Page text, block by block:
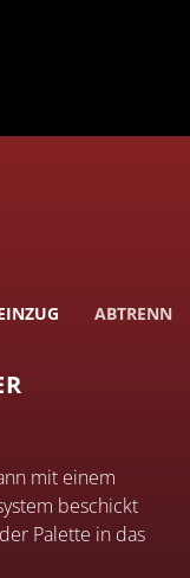
mit einem
beschickt
Palette in das